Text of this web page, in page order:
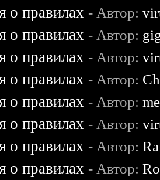
о правилах - Автор:
о правилах - Автор:
о правилах - Автор:
о правилах - Автор:
о правилах - Автор:
о правилах - Автор:
о правилах - Автор:
о правилах - Автор: